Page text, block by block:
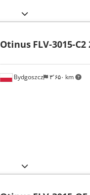
Bydgoszcz ۳٬۶۵۰ km
Otinus FLV-3015-C2